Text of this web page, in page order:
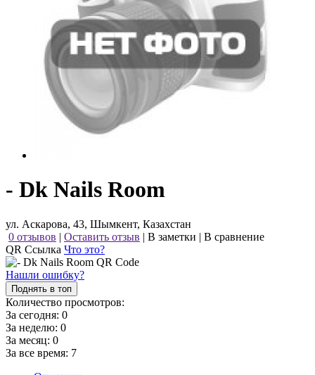
- Dk Nails Room
ул. Аскарова, 43, Шымкент, Казахстан
0 отзывов | Оставить отзыв | В заметки | В сравнение
QR Ссылка Что это?
Нашли ошибку?
Поднять в топ
Количество просмотров:
За сегодня: 0
За неделю: 0
За месяц: 0
За все время: 7